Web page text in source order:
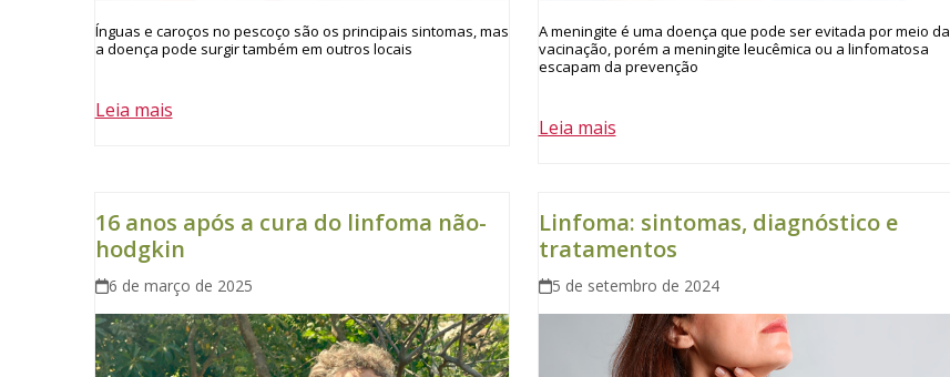
Ínguas e caroços no pescoço são os principais sintomas, mas
a doença pode surgir também em outros locais
Leia mais
A meningite é uma doença que pode ser evitada por meio da
vacinação, porém a meningite leucêmica ou a linfomatosa
escapam da prevenção
Leia mais
16 anos após a cura do linfoma não-
hodgkin
6 de março de 2025
Linfoma: sintomas, diagnóstico e
tratamentos
5 de setembro de 2024